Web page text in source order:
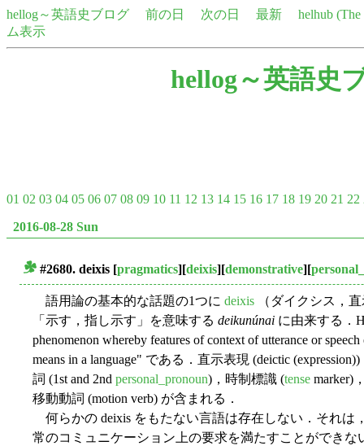
hellog～英語史ブログ 前の日 次の日 最新
helhub
ム表示
hellog～英語史
01 02 03 04 05 06 07 08 09 10 11 12 13 14 15 16 17 18 19 20 21 22
2016-08-28 Sun
#2680. deixis [pragmatics][deixis][demonstrative][
語用論の基本的な話題の1つに deixis （ダイクシス，
「示す，指し示す」を意味する deikunúnai に由来する．
phenomenon whereby features of context of utterance or
means in a language" である．直示表現 (deictic
詞 (1st and 2nd personal_pronoun)，時制標識 (tense marker)
移動動詞 (motion verb) が含まれる．
何らかの deixis をもたない言語は存在しない．それは
常のコミュニケーション上の要求を満たすことができ